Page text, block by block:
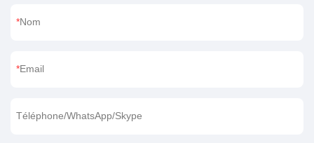
Nom
Email
Téléphone/WhatsApp/Skype